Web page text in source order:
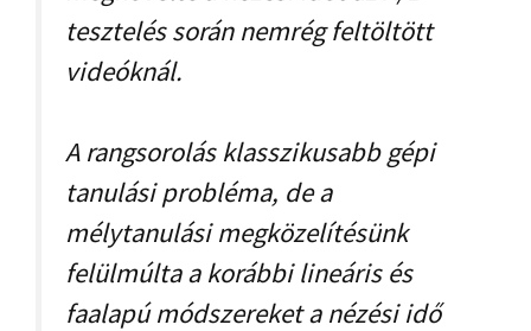
tesztelés során nemrég feltöltött
videóknál.
A rangsorolás klasszikusabb gépi
tanulási probléma, de a
mélytanulási megközelítésünk
felülmúlta a korábbi lineáris és
faalapú módszereket a nézési idő